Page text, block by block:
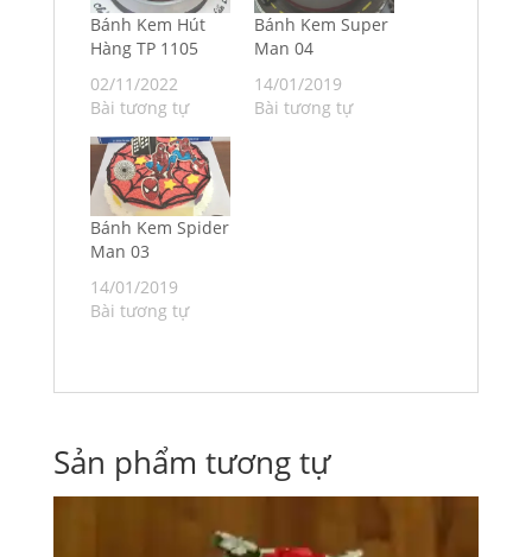
Bánh Kem Hút
Hàng TP 1105
02/11/2022
Bài tương tự
Bánh Kem Super
Man 04
14/01/2019
Bài tương tự
Bánh Kem Spider
Man 03
14/01/2019
Bài tương tự
Sản phẩm tương tự